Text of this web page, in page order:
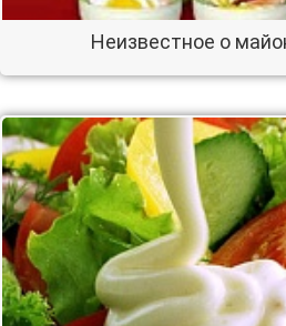
Неизвестное о